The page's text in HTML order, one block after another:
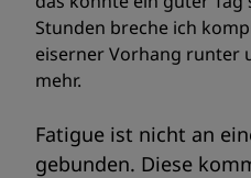
Stunden breche ich
eiserner Vorhang runter
mehr.
Fatigue ist nicht an
gebunden. Diese